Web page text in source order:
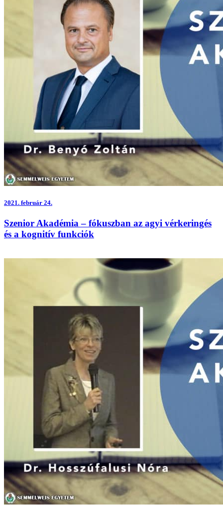
2021. február 24.
Szenior Akadémia – fókuszban az agyi vérkeringés
és a kognitív funkciók